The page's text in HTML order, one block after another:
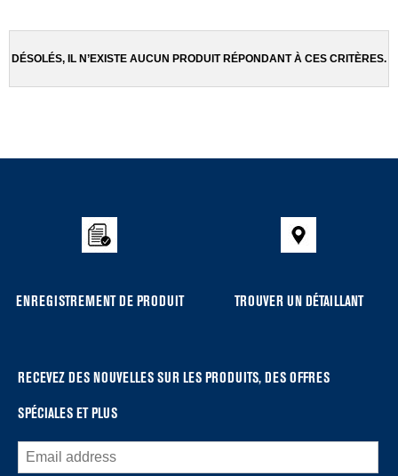
changed
page
refresh
the
DÉSOLÉS, IL N’EXISTE AUCUN PRODUIT RÉPONDANT À CES CRITÈRES.
you
end
ENREGISTREMENT DE PRODUIT TROUVER UN DÉTAILLANT
RECEVEZ DES NOUVELLES SUR LES PRODUITS, DES OFFRES
SPÉCIALES ET PLUS